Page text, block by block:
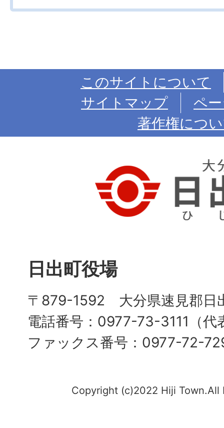
このサイトについて
サイトマップ
ペ
著作権につ
日出町役場
〒879-1592 大分県速見郡日
電話番号：0977-73-3111（代
ファックス番号：0977-72-
Copyright (c)2022 Hiji Town.All